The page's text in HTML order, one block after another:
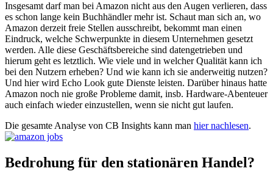
Insgesamt darf man bei Amazon nicht aus den Augen verlieren, dass
es schon lange kein Buchhändler mehr ist. Schaut man sich an, wo
Amazon derzeit freie Stellen ausschreibt, bekommt man einen
Eindruck, welche Schwerpunkte in diesem Unternehmen gesetzt
werden. Alle diese Geschäftsbereiche sind datengetrieben und
hierum geht es letztlich. Wie viele und in welcher Qualität kann ich
bei den Nutzern erheben? Und wie kann ich sie anderweitig nutzen?
Und hier wird Echo Look gute Dienste leisten. Darüber hinaus hatte
Amazon noch nie große Probleme damit, insb. Hardware-Abenteuer
auch einfach wieder einzustellen, wenn sie nicht gut laufen.
Die gesamte Analyse von CB Insights kann man hier nachlesen.
Bedrohung für den stationären Handel?